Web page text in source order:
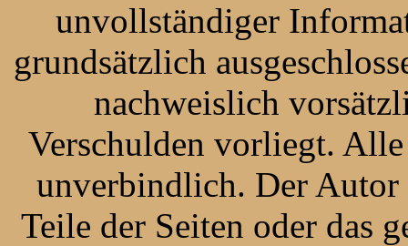
unvollständiger
grundsätzlich
nachweislich
Verschulden vorliegt.
unverbindlich. Der Autor
Teile der Seiten oder das